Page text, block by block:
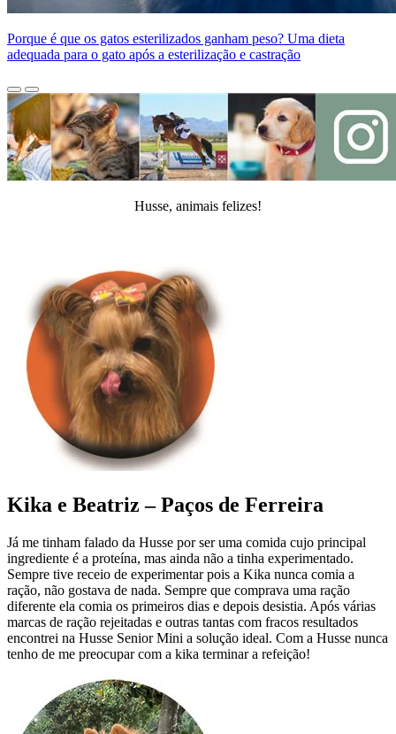
Porque é que os gatos esterilizados ganham peso? Uma dieta
adequada para o gato após a esterilização e castração
Husse, animais felizes!
Kika e Beatriz – Paços de Ferreira
Já me tinham falado da Husse por ser uma comida cujo principal
ingrediente é a proteína, mas ainda não a tinha experimentado.
Sempre tive receio de experimentar pois a Kika nunca comia a
ração, não gostava de nada. Sempre que comprava uma ração
diferente ela comia os primeiros dias e depois desistia. Após várias
marcas de ração rejeitadas e outras tantas com fracos resultados
encontrei na Husse Senior Mini a solução ideal. Com a Husse nunca
tenho de me preocupar com a kika terminar a refeição!